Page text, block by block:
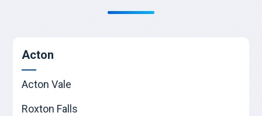
Acton
Acton Vale
Roxton Falls